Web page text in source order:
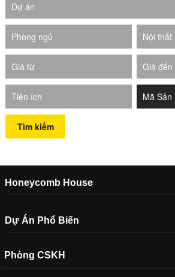
Dự án
Phòng ngủ Nội thất
Giá từ Giá đến
Tiện ích
Tìm kiếm
Honeycomb House
Dự Án Phổ Biến
Phòng CSKH